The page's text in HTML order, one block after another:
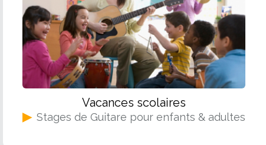
Vacances scolaires
▶ Stages de Guitare pour enfants & adultes